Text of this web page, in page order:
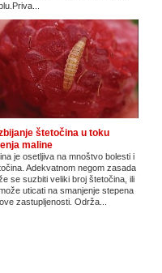
štetočina u toku
maline
je osetljiva na mnoštvo bolesti i
Adekvatnom negom zasada
se suzbiti veliki broj štetočina, ili
uticati na smanjenje stepena
zastupljenosti. Održa...